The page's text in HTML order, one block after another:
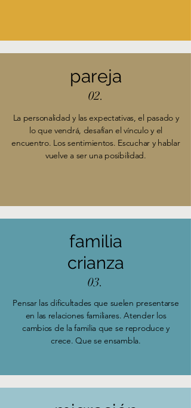
pareja
02.
La personalidad y las expectativas, el pasado y
lo que vendrá, desafían el vínculo y el
encuentro. Los sentimientos. Escuchar y hablar
vuelve a ser una posibilidad.
familia
crianza
03.
Pensar las dificultades que suelen presentarse
en las relaciones familiares. Atender los
cambios de la familia que se reproduce y
crece. Que se ensambla.